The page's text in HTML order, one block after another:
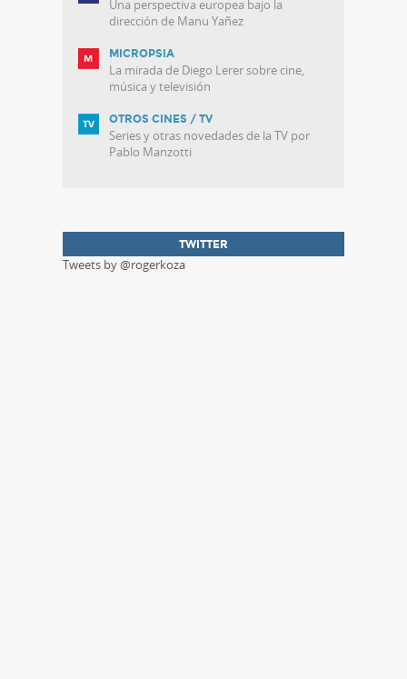
Una perspectiva europea bajo la
dirección de Manu Yañez
MICROPSIA
La mirada de Diego Lerer sobre cine,
música y televisión
OTROS CINES / TV
Series y otras novedades de la TV por
Pablo Manzotti
TWITTER
Tweets by @rogerkoza